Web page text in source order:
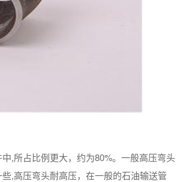
,所占比例更大，约为80%。一般高压弯头
,高压弯头耐高压，在一般的石油输送管